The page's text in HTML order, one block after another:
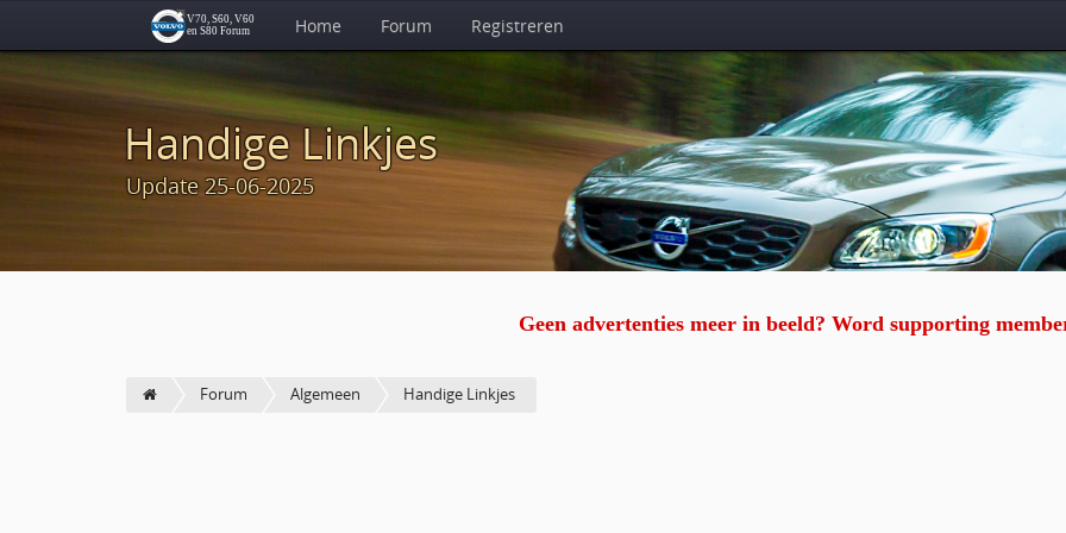
Home Forum Registreren
Handige Linkjes
Update 25-06-2025
Geen advertenties meer in beeld? Word supporting
Forum Algemeen Handige Linkjes